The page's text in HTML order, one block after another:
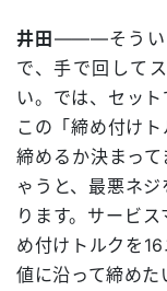
井田―――そうい
で、手で回して
い。では、セッ
この「締め付け
締めるか決まっ
ゃうと、最悪ネ
ります。サービ
め付けトルクを
値に沿って締めた